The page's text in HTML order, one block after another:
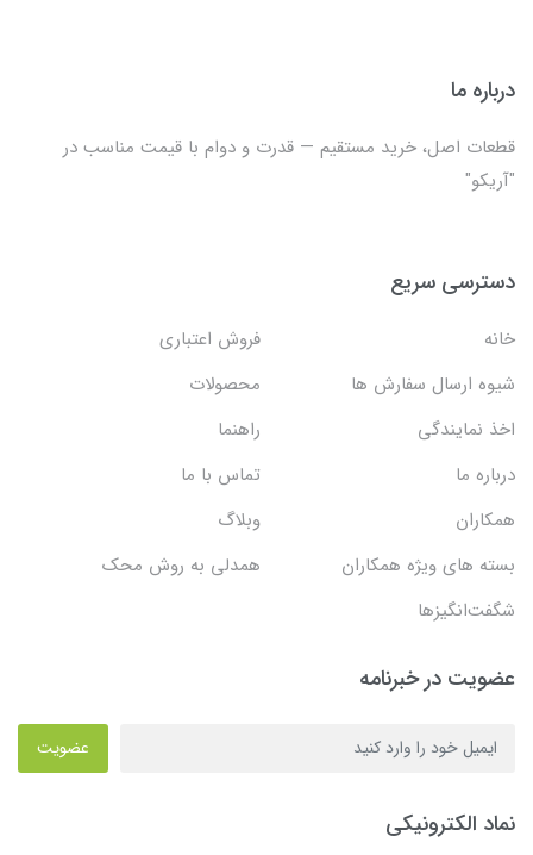
درباره ما
قطعات اصل، خرید مستقیم — قدرت و دوام با قیمت مناسب در
"آریکو"
دسترسی سریع
خانه
فروش اعتباری
شیوه ارسال سفارش ها
محصولات
اخذ نمایندگی
راهنما
درباره ما
تماس با ما
همکاران
وبلاگ
بسته های ویژه همکاران
همدلی به روش محک
شگفت‌انگیزها
عضویت در خبرنامه
عضویت
نماد الکترونیکی